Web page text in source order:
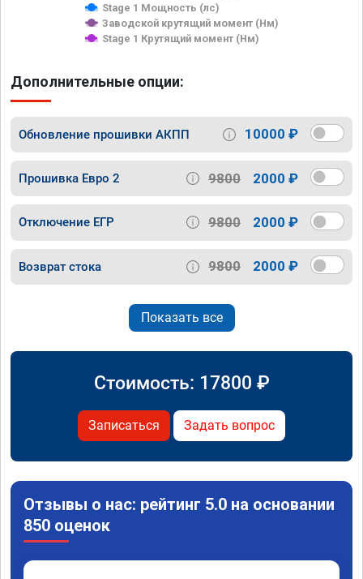
Stage 1 Мощность (лс)
Заводской крутящий момент (Нм)
Stage 1 Крутящий момент (Нм)
Дополнительные опции:
Обновление прошивки АКПП 10000 ₽
Прошивка Евро 2 9800 2000 ₽
Отключение ЕГР 9800 2000 ₽
Возврат стока 9800 2000 ₽
Показать все
Стоимость: 17800 ₽
Записаться Задать вопрос
Отзывы о нас: рейтинг 5.0 на основании
850 оценок